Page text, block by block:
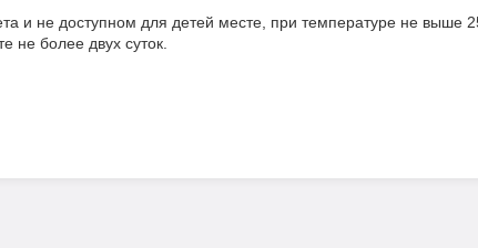
и не доступном для детей месте, при температуре не выше
не более двух суток.